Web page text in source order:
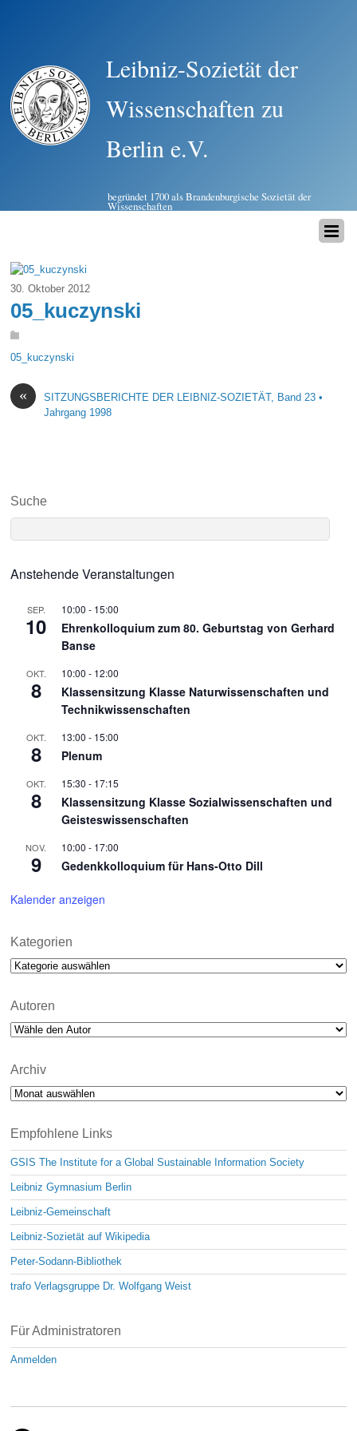
Leibniz-Sozietät der
Wissenschaften zu
Berlin e.V.
begründet 1700 als Brandenburgische Sozietät der
Wissenschaften
30. Oktober 2012
05_kuczynski
05_kuczynski
«
SITZUNGSBERICHTE DER LEIBNIZ-SOZIETÄT, Band 23 •
Jahrgang 1998
Suche
Anstehende Veranstaltungen
SEP.
10
10:00 - 15:00
Ehrenkolloquium zum 80. Geburtstag von Gerhard
Banse
OKT.
8
10:00 - 12:00
Klassensitzung Klasse Naturwissenschaften und
Technikwissenschaften
OKT.
8
13:00 - 15:00
Plenum
OKT.
8
15:30 - 17:15
Klassensitzung Klasse Sozialwissenschaften und
Geisteswissenschaften
NOV.
9
10:00 - 17:00
Gedenkkolloquium für Hans-Otto Dill
Kalender anzeigen
Kategorien
Kategorien
Autoren
Archiv
Archiv
Empfohlene Links
GSIS The Institute for a Global Sustainable Information Society
Leibniz Gymnasium Berlin
Leibniz-Gemeinschaft
Leibniz-Sozietät auf Wikipedia
Peter-Sodann-Bibliothek
trafo Verlagsgruppe Dr. Wolfgang Weist
Für Administratoren
Anmelden